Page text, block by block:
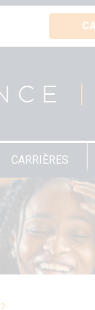
CARRIÈRES